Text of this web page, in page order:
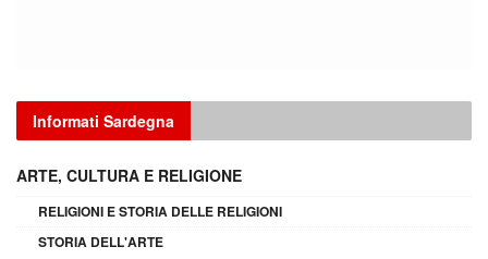
Informati Sardegna
ARTE, CULTURA E RELIGIONE
RELIGIONI E STORIA DELLE RELIGIONI
STORIA DELL'ARTE